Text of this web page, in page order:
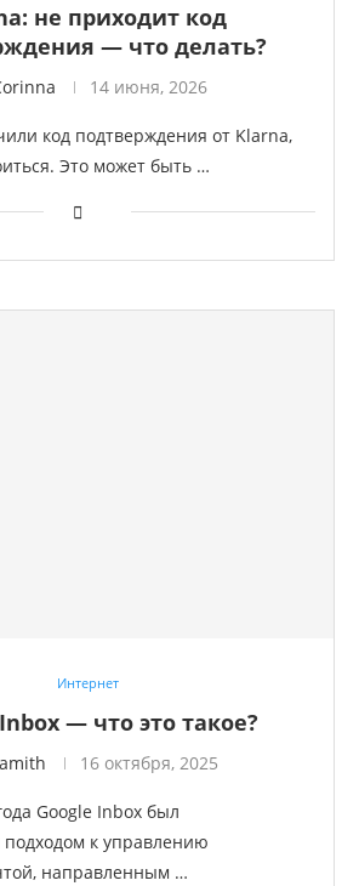
не приходит код
— что делать?
14 июня, 2026
код подтверждения от Klarna,
Это может быть …
Интернет
— что это такое?
16 октября, 2025
Google Inbox был
к управлению
направленным …